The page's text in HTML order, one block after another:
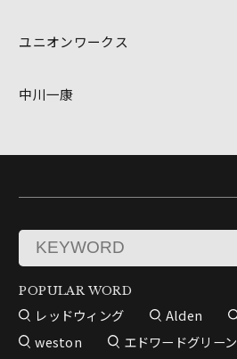
ユニオンワークス
中川一康
POPULAR WORD
レッドウィング Alden
weston
エドワードグリーン